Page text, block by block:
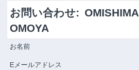
お問い合わせ:
OMOYA
お名前
Eメールアドレス